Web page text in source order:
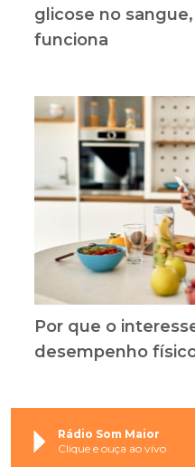
glicose no
funciona
Por que o
desempenho
Rádio Som Maior
Clique e ouça ao vivo